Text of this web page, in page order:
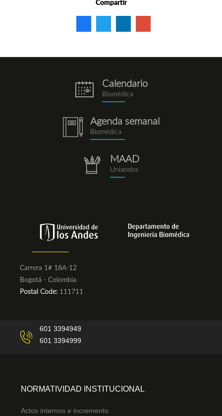
Compartir
eventos.png
Calendario
Biomédica
notebook.png
Agenda semanal
Biomédica
repositorio.png
MAAD
Uniandes
Carrera 1# 18A-12
Bogotá - Colombia
Postal Code: 111711
601 3394949
601 3394999
NORMATIVIDAD INSTITUCIONAL
Actos internos e incremento